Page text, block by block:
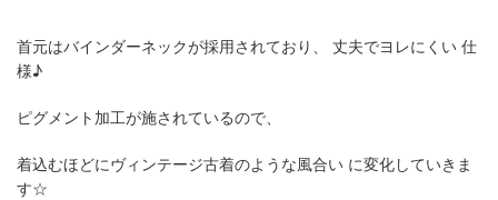
首元はバインダーネックが採用されており、 丈夫でヨレにくい 仕
様♪
ピグメント加工が施されているので、
着込むほどにヴィンテージ古着のような風合い に変化していきま
す☆